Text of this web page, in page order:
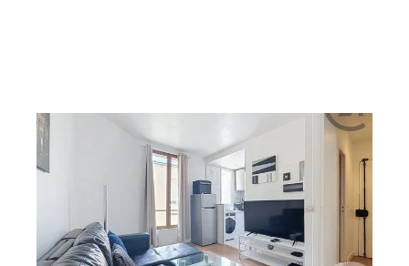
LEVALLOIS PERRET 92
, 2 pièces
Appartement F2 à vendre
265 000 €